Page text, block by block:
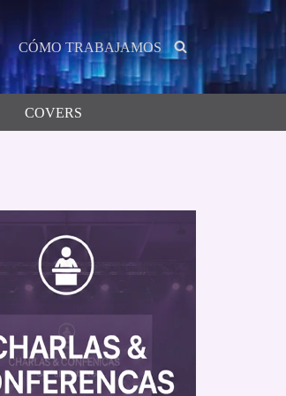
CÓMO TRABAJAMOS
COVERS